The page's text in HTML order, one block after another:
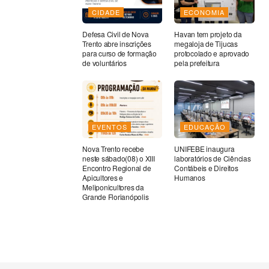
CIDADE
Defesa Civil de Nova
Trento abre inscrições
para curso de formação
de voluntários
ECONOMIA
Havan tem projeto da
megaloja de Tijucas
protocolado e aprovado
pela prefeitura
EVENTOS
Nova Trento recebe
neste sábado(08) o XIII
Encontro Regional de
Apicultores e
Meliponicultores da
Grande Florianópolis
EDUCAÇÃO
UNIFEBE inaugura
laboratórios de Ciências
Contábeis e Direitos
Humanos